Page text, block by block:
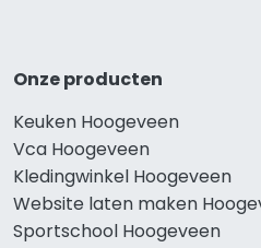
Onze producten
Keuken Hoogeveen
Vca Hoogeveen
Kledingwinkel Hoogeveen
Website laten maken
Sportschool Hoogeveen